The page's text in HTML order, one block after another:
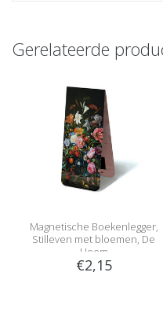
Gerelateerde
Magnetische Boekenlegger,
Stilleven met bloemen, De
Heem
€2,15